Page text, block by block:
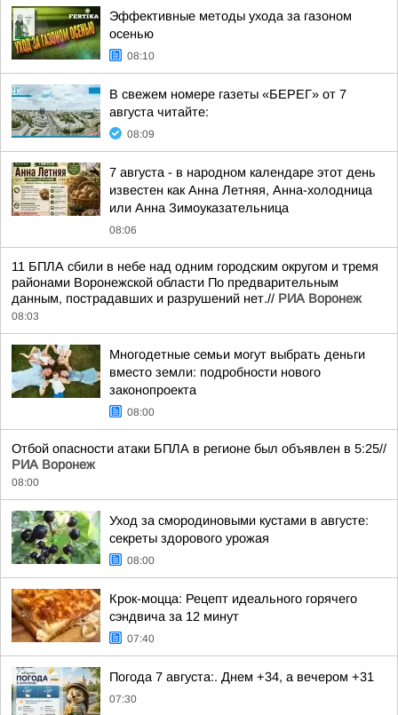
Эффективные методы ухода за газоном
осенью
08:10
В свежем номере газеты «БЕРЕГ» от 7
августа читайте:
08:09
7 августа - в народном календаре этот день
известен как Анна Летняя, Анна-холодница
или Анна Зимоуказательница
08:06
11 БПЛА сбили в небе над одним городским округом и тремя
районами Воронежской области По предварительным
данным, пострадавших и разрушений нет.// РИА Воронеж
08:03
Многодетные семьи могут выбрать деньги
вместо земли: подробности нового
законопроекта
08:00
Отбой опасности атаки БПЛА в регионе был объявлен в 5:25//
РИА Воронеж
08:00
Уход за смородиновыми кустами в августе:
секреты здорового урожая
08:00
Крок-моцца: Рецепт идеального горячего
сэндвича за 12 минут
07:40
Погода 7 августа:. Днем +34, а вечером +31
07:30